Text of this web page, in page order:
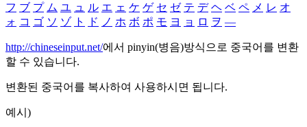
フ ブ プ ム ユ ュ ル エ ェ ケ ゲ セ ゼ テ デ ヘ ベ ペ メ レ オ
ォ コ ゴ ソ ゾ ト ド ノ ホ ボ ポ モ ヨ ョ ロ ヲ ―
http://chineseinput.net/에서 pinyin(병음)방식으로 중국어를 변환
할 수 있습니다.
변환된 중국어를 복사하여 사용하시면 됩니다.
예시)